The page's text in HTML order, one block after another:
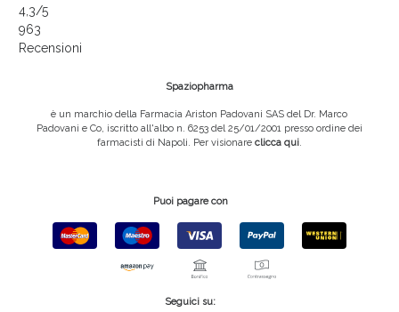
4,3/5
963
Recensioni
Spaziopharma
è un marchio della Farmacia Ariston Padovani SAS del Dr. Marco
Padovani e Co, iscritto all'albo n. 6253 del 25/01/2001 presso ordine dei
farmacisti di Napoli. Per visionare clicca qui.
Puoi pagare con
Seguici su: